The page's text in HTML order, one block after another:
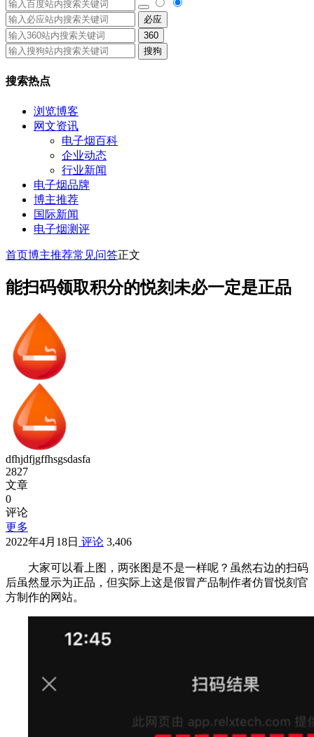
必应
360
搜狗
搜索热点
浏览博客
网文资讯
电子烟百科
企业动态
行业新闻
电子烟品牌
博主推荐
国际新闻
电子烟测评
首页博主推荐常见问答正文
能扫码领取积分的悦刻未必一定是正品
dfhjdfjgffhsgsdasfa
2827
文章
0
评论
更多
2022年4月18日 评论 3,406
大家可以看上图，两张图是不是一样呢？虽然右边的扫码
后虽然显示为正品，但实际上这是假冒产品制作者仿冒悦刻官
方制作的网站。